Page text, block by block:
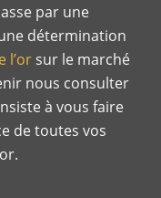
par une
détermination
l’or sur le marché
nous consulter
à vous faire
de toutes vos